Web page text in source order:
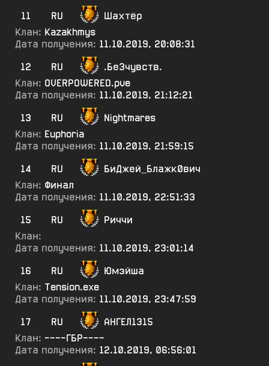
11
RU
Шахтёр
Клан: Kazakhmys
Дата получения: 11.10.2019, 20:08:31
12
RU
.Бе3чувств.
Клан: OVERPOWERED.pve
Дата получения: 11.10.2019, 21:12:21
13
RU
Nightmares
Клан: Euphoria
Дата получения: 11.10.2019, 21:59:15
14
RU
БиДжей_Блажк0вич
Клан: Финал
Дата получения: 11.10.2019, 22:51:33
15
RU
Риччи
Клан:
Дата получения: 11.10.2019, 23:01:14
16
RU
Юмэйша
Клан: Tension.exe
Дата получения: 11.10.2019, 23:47:59
17
RU
АНГЕЛ1315
Клан: ----ГБР----
Дата получения: 12.10.2019, 06:56:01